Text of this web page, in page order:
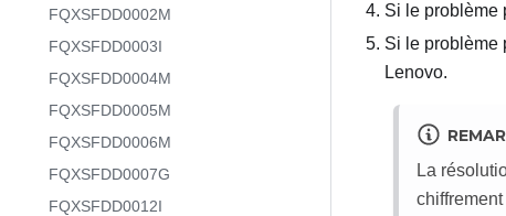
FQXSFDD0002M
FQXSFDD0003I
FQXSFDD0004M
FQXSFDD0005M
FQXSFDD0006M
FQXSFDD0007G
FQXSFDD0012I
Si le problème
Si le problème
Lenovo.
La